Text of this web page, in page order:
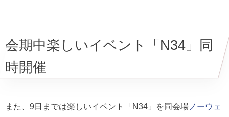
会期中楽しいイベント「N34」同
時開催
また、9日までは楽しいイベント「N34」を同会場 ノーウェ